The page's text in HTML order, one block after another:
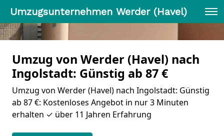
Umzugsunternehmen Werder (Havel)
Umzug von Werder (Havel) nach
Ingolstadt: Günstig ab 87 €
Umzug von Werder (Havel) nach Ingolstadt: Günstig
ab 87 €: Kostenloses Angebot in nur 3 Minuten
erhalten ✓ über 11 Jahren Erfahrung